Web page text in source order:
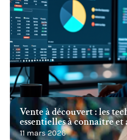
Vente à découvert : les
essentielles à connaître
11 mars 2026